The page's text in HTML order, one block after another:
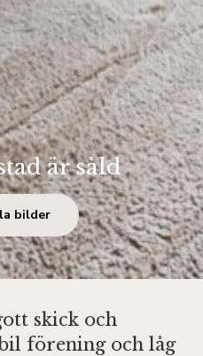
är såld
bilder
skick och
förening och låg